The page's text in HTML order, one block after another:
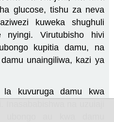
glucose, tishu za neva
kuweka shughuli
nyingi. Virutubisho hivi
kupitia damu, na
unaingiliwa, kazi ya
kuvuruga damu kwa
Inasababishwa na uzuiaji
au kwa damu